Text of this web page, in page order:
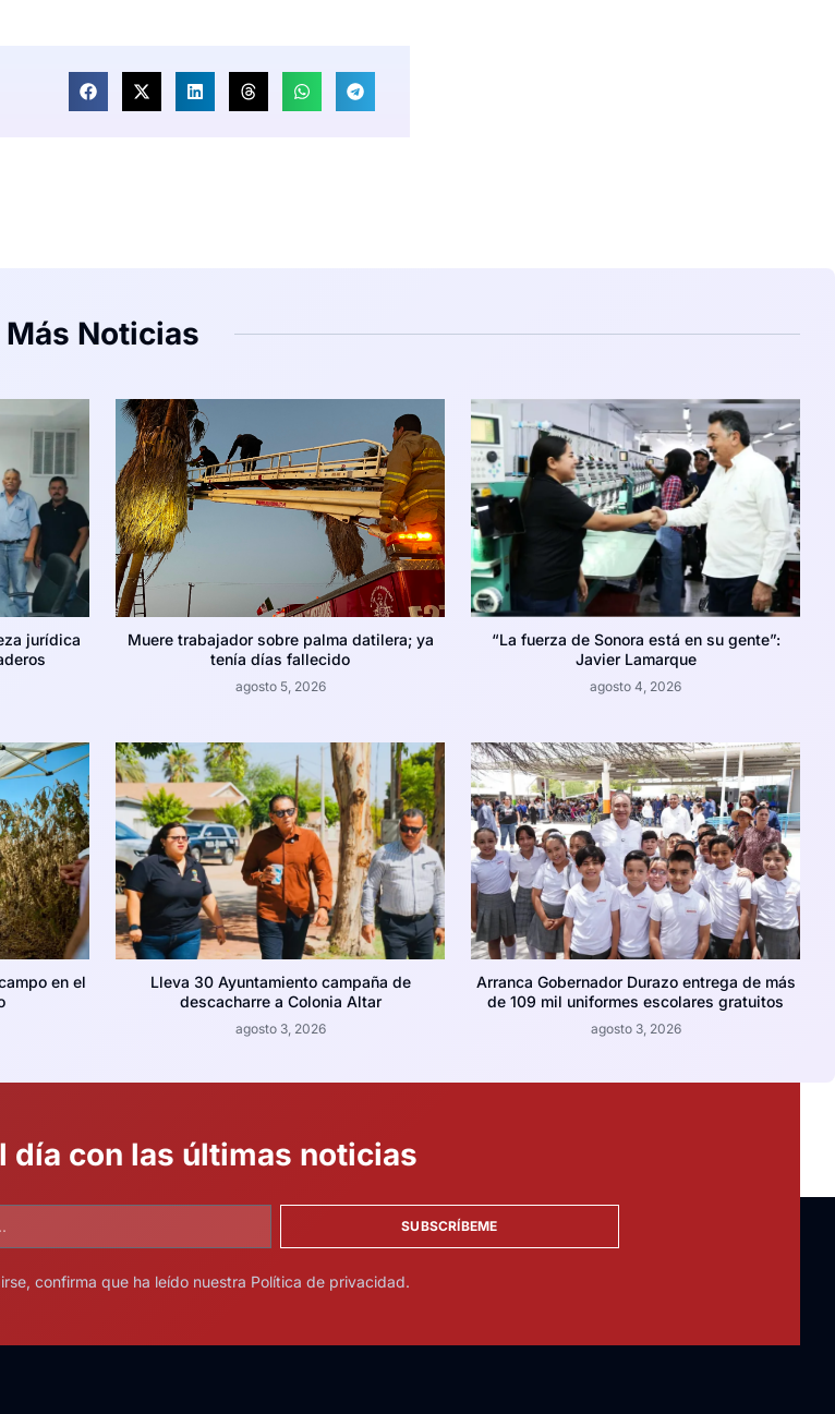
Más Noticias
jurídica
Muere trabajador sobre palma datilera; ya
tenía días fallecido
agosto 5, 2026
“La fuerza de Sonora está en su gente”:
Javier Lamarque
agosto 4, 2026
en el
Lleva 30 Ayuntamiento campaña de
descacharre a Colonia Altar
agosto 3, 2026
Arranca Gobernador Durazo entrega de más
de 109 mil uniformes escolares gratuitos
agosto 3, 2026
día con las últimas noticias
SUBSCRÍBEME
confirma que ha leído nuestra Política de privacidad.